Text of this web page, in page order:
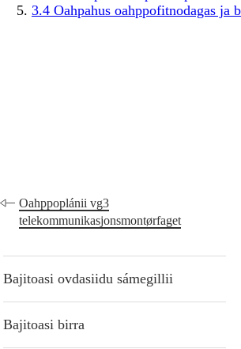
3.4 Oahpahus oahppofitnodagas ja
Oahppoplánii vg3
telekommunikasjonsmontørfaget
Bajitoasi ovdasiidu sámegillii
Bajitoasi birra